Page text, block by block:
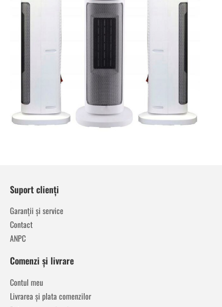
Suport clienți
Garanții și service
Contact
ANPC
Comenzi și livrare
Contul meu
Livrarea și plata comenzilor